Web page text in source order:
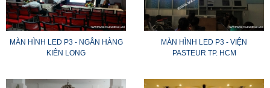
MÀN HÌNH LED P3 - NGÂN HÀNG
KIÊN LONG
MÀN HÌNH LED P3 - VIỆN
PASTEUR TP. HCM